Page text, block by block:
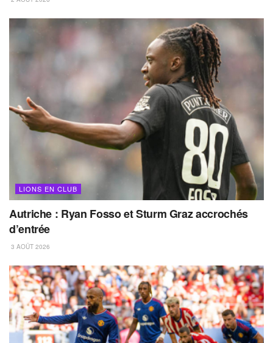
LIONS EN CLUB
Autriche : Ryan Fosso et Sturm Graz accrochés
d’entrée
3 AOÛT 2026